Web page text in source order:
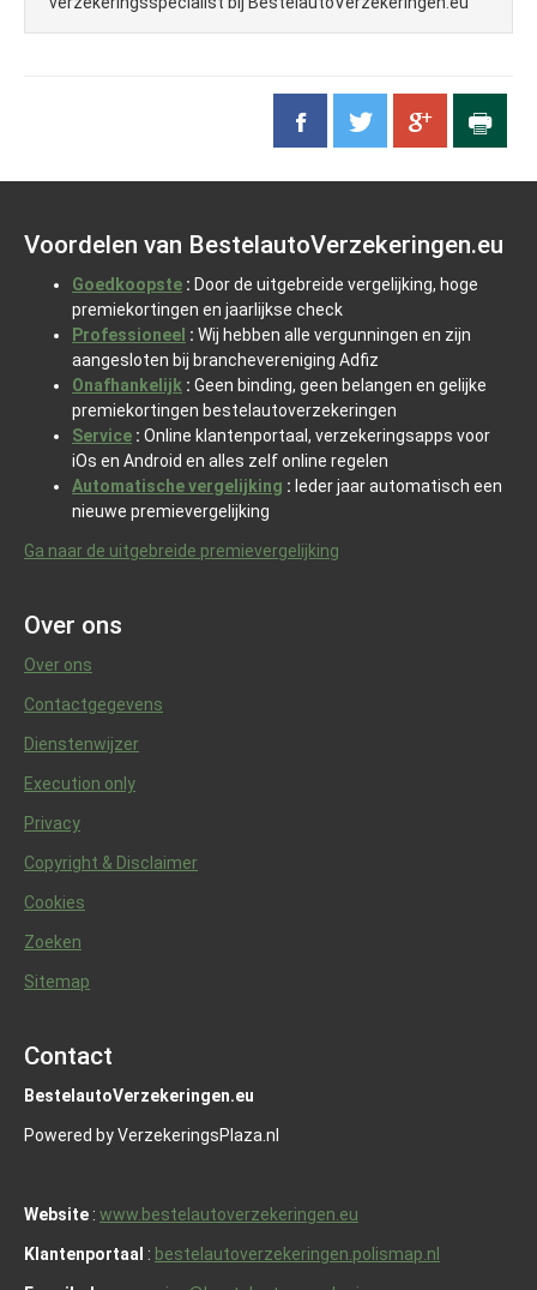
Voordelen van BestelautoVerzekeringen.eu
Goedkoopste : Door de uitgebreide vergelijking, hoge
premiekortingen en jaarlijkse check
Professioneel : Wij hebben alle vergunningen en zijn
aangesloten bij branchevereniging Adfiz
Onafhankelijk : Geen binding, geen belangen en gelijke
premiekortingen bestelautoverzekeringen
Service : Online klantenportaal, verzekeringsapps voor
iOs en Android en alles zelf online regelen
Automatische vergelijking : Ieder jaar automatisch een
nieuwe premievergelijking
Ga naar de uitgebreide premievergelijking
Over ons
Over ons
Contactgegevens
Dienstenwijzer
Execution only
Privacy
Copyright & Disclaimer
Cookies
Zoeken
Sitemap
Contact
BestelautoVerzekeringen.eu
Powered by VerzekeringsPlaza.nl
Website : www.bestelautoverzekeringen.eu
Klantenportaal : bestelautoverzekeringen.polismap.nl